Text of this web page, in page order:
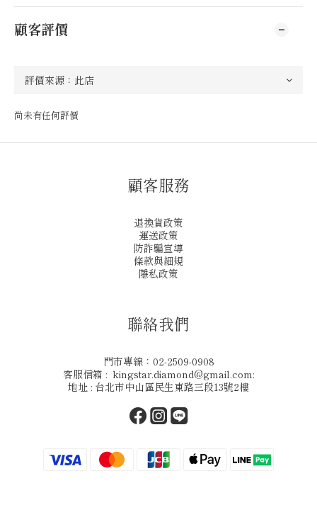
顧客評價
尚未有任何評價
顧客服務
退換貨政策
運送政策
防詐騙宣導
條款與細規
隱私政策
聯絡我們
門市專線：02-2509-0908
客服信箱 : kingstar.diamond@gmail.com:
地址 : 台北市中山區民生東路三段13號2樓